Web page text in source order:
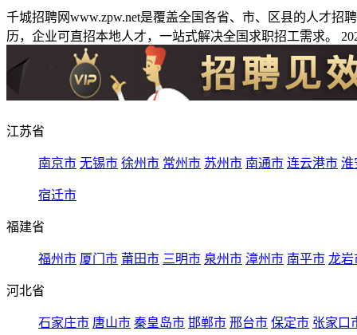
千城招聘网www.zpw.net是覆盖全国各省、市、区县的人才
历，企业可直招本地人才，一站式解决全国求职招工需求。
江苏省
南京市 无锡市 徐州市 常州市 苏州市 南通市 连云港市 淮
宿迁市
福建省
福州市 厦门市 莆田市 三明市 泉州市 漳州市 南平市 龙岩
河北省
石家庄市 唐山市 秦皇岛市 邯郸市 邢台市 保定市 张家口